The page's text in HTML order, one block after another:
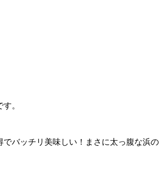
。
バッチリ美味しい！まさに太っ腹な浜の